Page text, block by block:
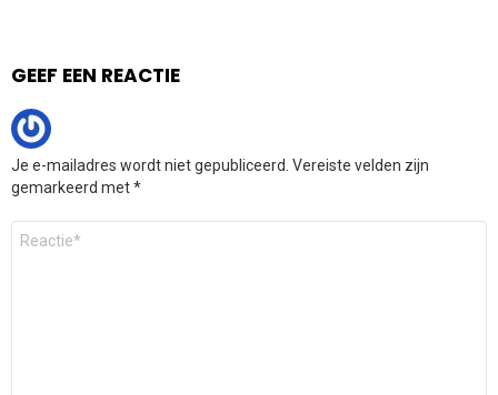
GEEF EEN REACTIE
Je e-mailadres wordt niet gepubliceerd. Vereiste velden zijn
gemarkeerd met*
Reactie